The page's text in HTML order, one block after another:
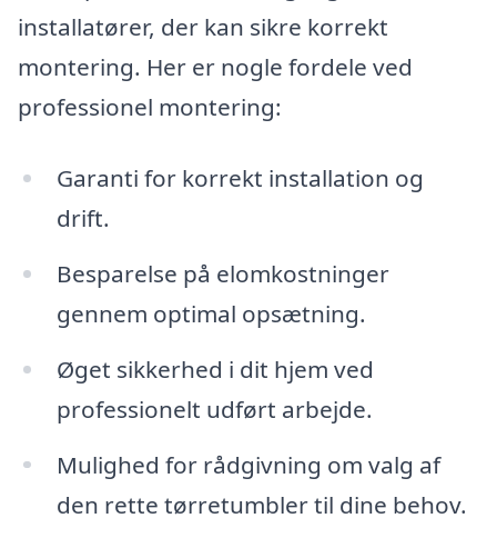
installatører, der kan sikre korrekt
montering. Her er nogle fordele ved
professionel montering:
Garanti for korrekt installation og
drift.
Besparelse på elomkostninger
gennem optimal opsætning.
Øget sikkerhed i dit hjem ved
professionelt udført arbejde.
Mulighed for rådgivning om valg af
den rette tørretumbler til dine behov.